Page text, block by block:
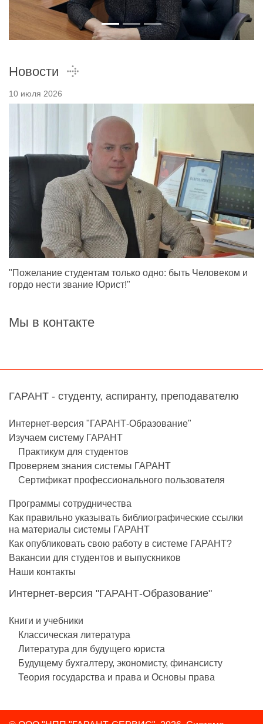
Новости
10 июля 2026
"Пожелание студентам только одно: быть Человеком и
гордо нести звание Юрист!"
Мы в контакте
ГАРАНТ - студенту, аспиранту, преподавателю
Интернет-версия "ГАРАНТ-Образование"
Изучаем систему ГАРАНТ
Практикум для студентов
Проверяем знания системы ГАРАНТ
Сертификат профессионального пользователя
Программы сотрудничества
Как правильно указывать библиографические ссылки
на материалы системы ГАРАНТ
Как опубликовать свою работу в системе ГАРАНТ?
Вакансии для студентов и выпускников
Наши контакты
Интернет-версия "ГАРАНТ-Образование"
Книги и учебники
Классическая литература
Литература для будущего юриста
Будущему бухгалтеру, экономисту, финансисту
Теория государства и права и Основы права